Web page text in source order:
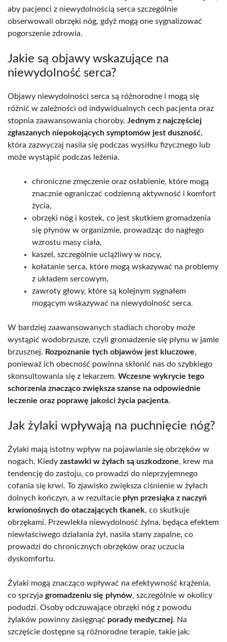
aby pacjenci z niewydolnością serca szczególnie
obserwowali obrzęki nóg, gdyż mogą one sygnalizować
pogorszenie zdrowia.
Jakie są objawy wskazujące na
niewydolność serca?
Objawy niewydolności serca są różnorodne i mogą się
różnić w zależności od indywidualnych cech pacjenta oraz
stopnia zaawansowania choroby. Jednym z najczęściej
zgłaszanych niepokojących symptomów jest duszność,
która zazwyczaj nasila się podczas wysiłku fizycznego lub
może wystąpić podczas leżenia.
chroniczne zmęczenie oraz osłabienie, które mogą
znacznie ograniczać codzienną aktywność i komfort
życia,
obrzęki nóg i kostek, co jest skutkiem gromadzenia
się płynów w organizmie, prowadząc do nagłego
wzrostu masy ciała,
kaszel, szczególnie uciążliwy w nocy,
kołatanie serca, które mogą wskazywać na problemy
z układem sercowym,
zawroty głowy, które są kolejnym sygnałem
mogącym wskazywać na niewydolność serca.
W bardziej zaawansowanych stadiach choroby może
wystąpić wodobrzusze, czyli gromadzenie się płynu w jamie
brzusznej. Rozpoznanie tych objawów jest kluczowe,
ponieważ ich obecność powinna skłonić nas do szybkiego
skonsultowania się z lekarzem. Wczesne wykrycie tego
schorzenia znacząco zwiększa szanse na odpowiednie
leczenie oraz poprawę jakości życia pacjenta.
Jak żylaki wpływają na puchnięcie nóg?
Żylaki mają istotny wpływ na pojawianie się obrzęków w
nogach. Kiedy zastawki w żyłach są uszkodzone, krew ma
tendencję do zastoju, co prowadzi do nieprzyjemnego
cofania się krwi. To zjawisko zwiększa ciśnienie w żyłach
dolnych kończyn, a w rezultacie płyn przesiąka z naczyń
krwionośnych do otaczających tkanek, co skutkuje
obrzękami. Przewlekła niewydolność żylna, będąca efektem
niewłaściwego działania żył, nasila stany zapalne, co
prowadzi do chronicznych obrzęków oraz uczucia
dyskomfortu.
Żylaki mogą znacząco wpływać na efektywność krążenia,
co sprzyja gromadzeniu się płynów, szczególnie w okolicy
podudzi. Osoby odczuwające obrzęki nóg z powodu
żylaków powinny zasięgnąć porady medycznej. Na
szczęście dostępne są różnorodne terapie, takie jak: